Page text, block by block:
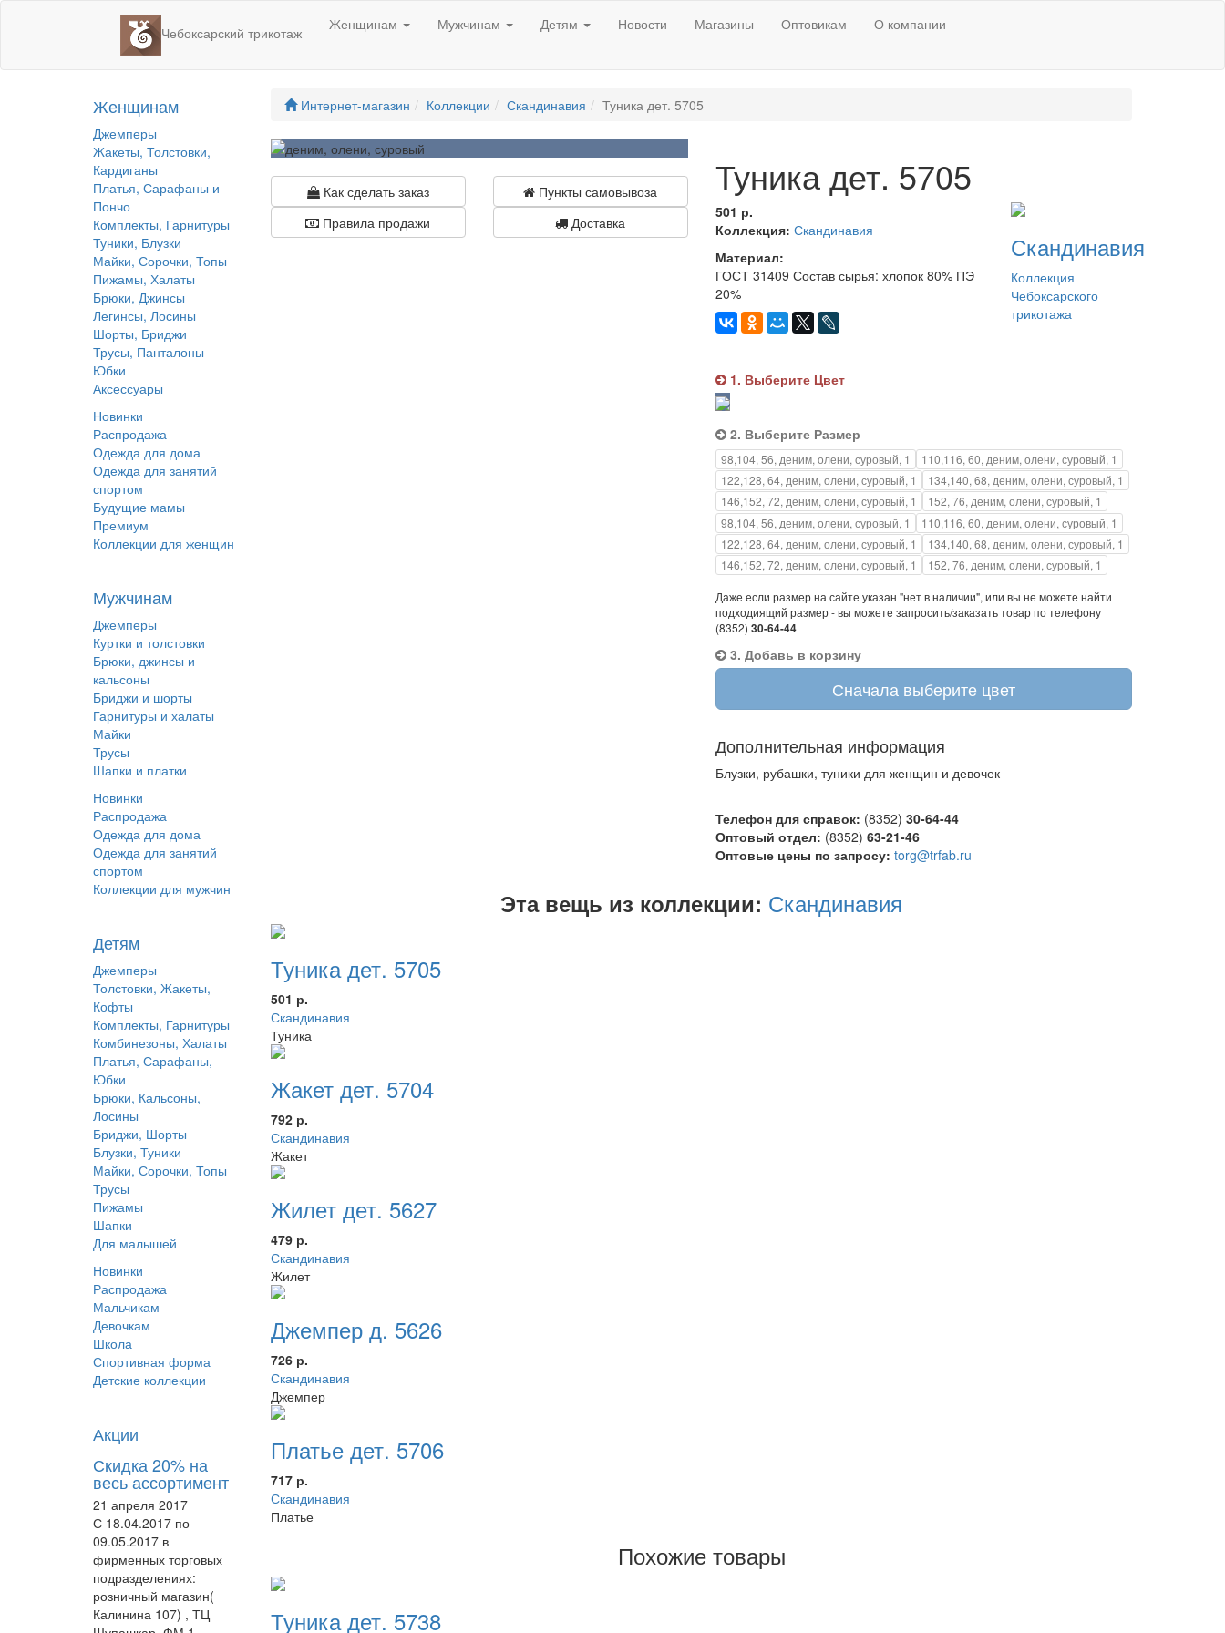
Чебоксарский трикотаж
Женщинам Мужчинам Детям Новости Магазины Оптовикам О компании
Женщинам
Джемперы
Жакеты, Толстовки,
Кардиганы
Платья, Сарафаны и
Пончо
Комплекты, Гарнитуры
Туники, Блузки
Майки, Сорочки, Топы
Пижамы, Халаты
Брюки, Джинсы
Легинсы, Лосины
Шорты, Бриджи
Трусы, Панталоны
Юбки
Аксессуары
Новинки
Распродажа
Одежда для дома
Одежда для занятий
спортом
Будущие мамы
Премиум
Коллекции для женщин
Мужчинам
Джемперы
Куртки и толстовки
Брюки, джинсы и
кальсоны
Бриджи и шорты
Гарнитуры и халаты
Майки
Трусы
Шапки и платки
Новинки
Распродажа
Одежда для дома
Одежда для занятий
спортом
Коллекции для мужчин
Детям
Джемперы
Толстовки, Жакеты,
Кофты
Комплекты, Гарнитуры
Комбинезоны, Халаты
Платья, Сарафаны,
Юбки
Брюки, Кальсоны,
Лосины
Бриджи, Шорты
Блузки, Туники
Майки, Сорочки, Топы
Трусы
Пижамы
Шапки
Для малышей
Новинки
Распродажа
Мальчикам
Девочкам
Школа
Спортивная форма
Детские коллекции
Акции
Скидка 20% на
весь ассортимент
21 апреля 2017
С 18.04.2017 по
09.05.2017 в
фирменных торговых
подразделениях:
розничный магазин(
Калинина 107) , ТЦ
Интернет-магазин Коллекции Скандинавия Туника дет. 5705
Как сделать заказ
Пункты самовывоза
Правила продажи
Доставка
Туника дет. 5705
501 р.
Коллекция: Скандинавия
Материал:
ГОСТ 31409 Состав сырья: хлопок 80% ПЭ
20%
Скандинавия
Коллекция
Чебоксарского
трикотажа
1. Выберите Цвет
2. Выберите Размер
98,104, 56, деним, олени, суровый, 1
110,116, 60, деним, олени, суровый, 1
122,128, 64, деним, олени, суровый, 1
134,140, 68, деним, олени, суровый, 1
146,152, 72, деним, олени, суровый, 1
152, 76, деним, олени, суровый, 1
98,104, 56, деним, олени, суровый, 1
110,116, 60, деним, олени, суровый, 1
122,128, 64, деним, олени, суровый, 1
134,140, 68, деним, олени, суровый, 1
146,152, 72, деним, олени, суровый, 1
152, 76, деним, олени, суровый, 1
Даже если размер на сайте указан "нет в наличии", или вы не можете найти
подходиящий размер - вы можете запросить/заказать товар по телефону
(8352) 30-64-44
3. Добавь в корзину
Сначала выберите цвет
Дополнительная информация
Блузки, рубашки, туники для женщин и девочек
Телефон для справок: (8352) 30-64-44
Оптовый отдел: (8352) 63-21-46
Оптовые цены по запросу: torg@trfab.ru
Эта вещь из коллекции: Скандинавия
Туника дет. 5705
501 р.
Скандинавия
Туника
Жакет дет. 5704
792 р.
Скандинавия
Жакет
Жилет дет. 5627
479 р.
Скандинавия
Жилет
Джемпер д. 5626
726 р.
Скандинавия
Джемпер
Платье дет. 5706
717 р.
Скандинавия
Платье
Похожие товары
Туника дет. 5738